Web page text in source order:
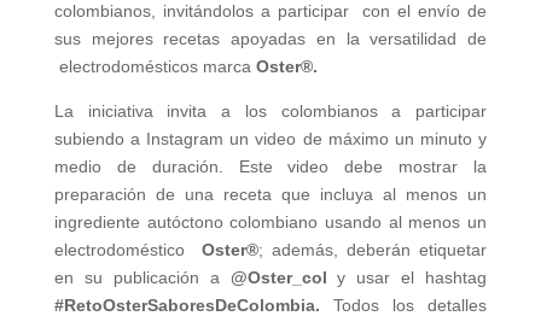
colombianos, invitándolos a participar con el envío de
sus mejores recetas apoyadas en la versatilidad de
electrodomésticos marca Oster®.
La iniciativa invita a los colombianos a participar
subiendo a Instagram un video de máximo un minuto y
medio de duración. Este video debe mostrar la
preparación de una receta que incluya al menos un
ingrediente autóctono colombiano usando al menos un
electrodoméstico Oster®; además, deberán etiquetar
en su publicación a @Oster_col y usar el hashtag
#RetoOsterSaboresDeColombia. Todos los detalles